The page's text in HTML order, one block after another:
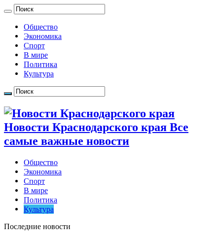
Общество
Экономика
Спорт
В мире
Политика
Культура
Новости Краснодарского края Все
самые важные новости
Общество
Экономика
Спорт
В мире
Политика
Культура
Последние новости